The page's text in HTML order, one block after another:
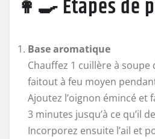
👩‍🍳 Étapes de
Base aromatique
Chauffez 1 cuillère à soupe
faitout à feu moyen
Ajoutez l’oignon émincé et
3 minutes jusqu’à ce qu’il
Incorporez ensuite l’ail et